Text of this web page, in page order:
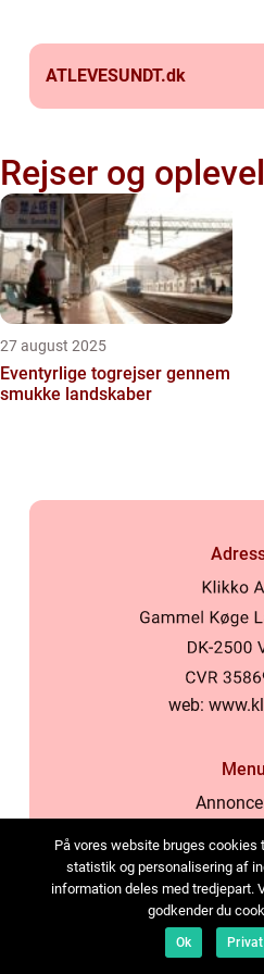
ATLEVESUNDT.dk
Rejser og
27 august 2025
Eventyrlige togrejser gennem
smukke landskaber
web:
Menu
Kontakt
På vores website bruges cookies
statistik og personalisering af
information deles med tredjepart.
godkender du
Ok